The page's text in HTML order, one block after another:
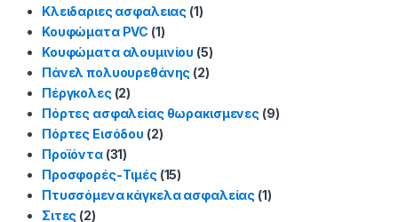
Κλειδαριες ασφαλειας (1)
Κουφώματα PVC (1)
Κουφώματα αλουμινίου (5)
Πάνελ πολυουρεθάνης (2)
Πέργκολες(2)
Πόρτες ασφαλείας θωρακισμενες(9)
Πόρτες Εισόδου (2)
Προϊόντα(31)
Προσφορές-Τιμές(15)
Πτυσσόμενα κάγκελα ασφαλείας (1)
Σιτες (2)